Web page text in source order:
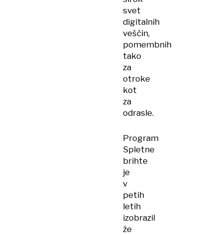
svet
digitalnih
veščin,
pomembnih
tako
za
otroke
kot
za
odrasle.
Program
Spletne
brihte
je
v
petih
letih
izobrazil
že